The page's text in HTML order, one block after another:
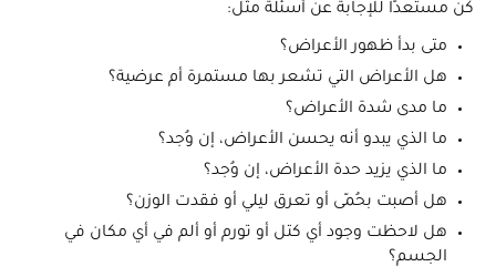
كن مستعدًا للإجابة عن أسئلة مثل:
متى بدأ ظهور الأعراض؟
هل الأعراض التي تشعر بها مستمرة أم عرضية؟
ما مدى شدة الأعراض؟
ما الذي يبدو أنه يحسن الأعراض، إن وُجد؟
ما الذي يزيد حدة الأعراض، إن وُجد؟
هل أصبت بحُمّى أو تعرق ليلي أو فقدت الوزن؟
هل لاحظت وجود أي كتل أو تورم أو ألم في أي مكان في
الجسم؟